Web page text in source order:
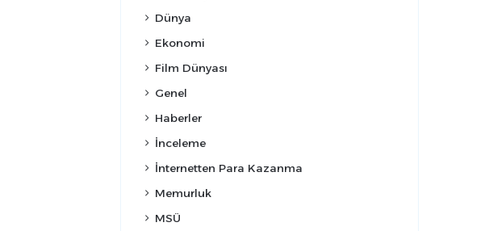
Dünya
Ekonomi
Film Dünyası
Genel
Haberler
İnceleme
İnternetten Para Kazanma
Memurluk
MSÜ